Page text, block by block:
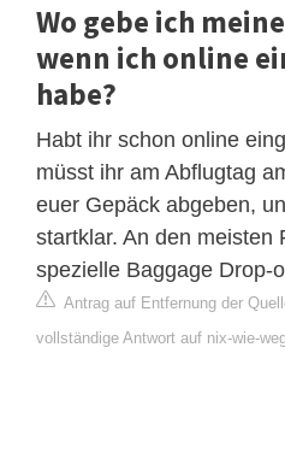
Wo gebe ich
wenn ich online
habe?
Habt ihr schon online
müsst ihr am Abflugtag
euer Gepäck abgeben,
startklar. An den meisten
spezielle Baggage Drop-
Antrag auf Entfernung der
vollständige Antwort auf nix-wie-